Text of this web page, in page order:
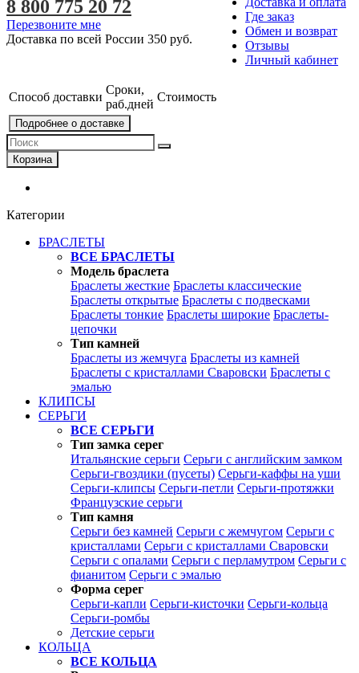
Где заказ
Обмен и возврат
Отзывы
Личный кабинет
8 800 775 20 72
Перезвоните мне
Доставка по всей России 350 руб.
Способ доставки
Сроки,
раб.дней
Стоимость
Подробнее о доставке
Корзина
Категории
БРАСЛЕТЫ
ВСЕ БРАСЛЕТЫ
Модель браслета
Браслеты жесткие Браслеты классические
Браслеты открытые Браслеты с подвесками
Браслеты тонкие Браслеты широкие Браслеты-
цепочки
Тип камней
Браслеты из жемчуга Браслеты из камней
Браслеты с кристаллами Сваровски Браслеты с
эмалью
КЛИПСЫ
СЕРЬГИ
ВСЕ СЕРЬГИ
Тип замка серег
Итальянские серьги Серьги с английским замком
Серьги-гвоздики (пусеты) Серьги-каффы на уши
Серьги-клипсы Серьги-петли Серьги-протяжки
Французские серьги
Тип камня
Серьги без камней Серьги с жемчугом Серьги с
кристаллами Серьги с кристаллами Сваровски
Серьги с опалами Серьги с перламутром Серьги с
фианитом Серьги с эмалью
Форма серег
Серьги-капли Серьги-кисточки Серьги-кольца
Серьги-ромбы
Детские серьги
КОЛЬЦА
ВСЕ КОЛЬЦА